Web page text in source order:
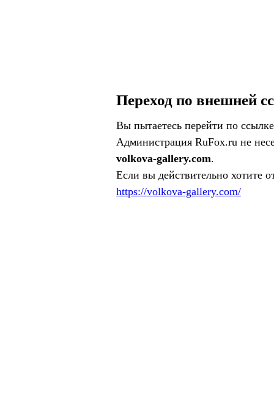
Переход по внешней
Вы пытаетесь перейти по
Администрация RuFox.ru не
volkova-gallery.com.
Если вы действительно хотите
https://volkova-gallery.com/